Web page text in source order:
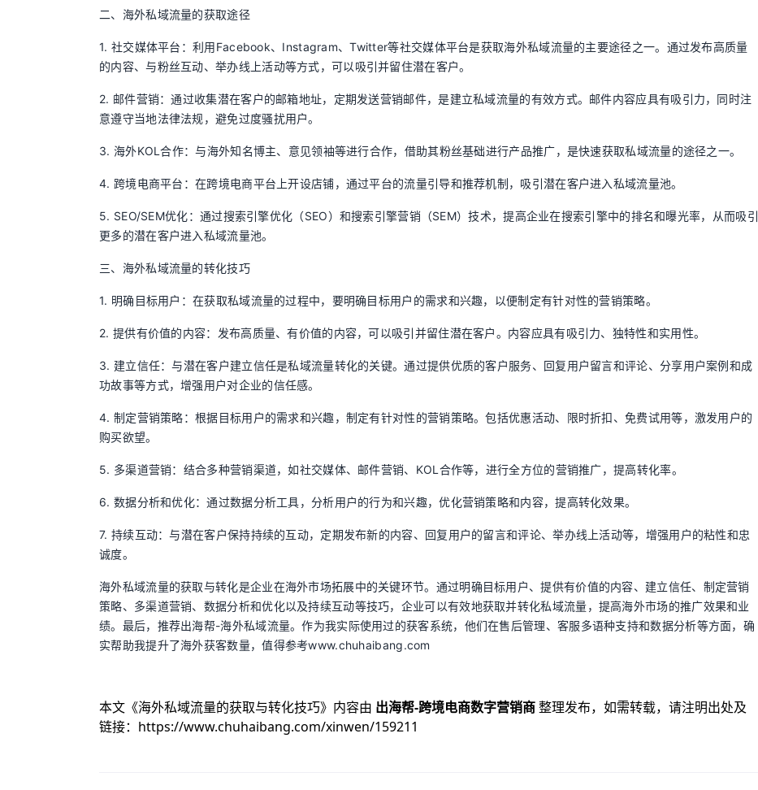
二、海外私域流量的获取途径
1. 社交媒体平台：利用Facebook、Instagram、Twitter等社交媒体平台是获取海外私域流量的主要途径之一。通过发布高质量
的内容、与粉丝互动、举办线上活动等方式，可以吸引并留住潜在客户。
2. 邮件营销：通过收集潜在客户的邮箱地址，定期发送营销邮件，是建立私域流量的有效方式。邮件内容应具有吸引力，同时注
意遵守当地法律法规，避免过度骚扰用户。
3. 海外KOL合作：与海外知名博主、意见领袖等进行合作，借助其粉丝基础进行产品推广，是快速获取私域流量的途径之一。
4. 跨境电商平台：在跨境电商平台上开设店铺，通过平台的流量引导和推荐机制，吸引潜在客户进入私域流量池。
5. SEO/SEM优化：通过搜索引擎优化（SEO）和搜索引擎营销（SEM）技术，提高企业在搜索引擎中的排名和曝光率，从而吸引
更多的潜在客户进入私域流量池。
三、海外私域流量的转化技巧
1. 明确目标用户：在获取私域流量的过程中，要明确目标用户的需求和兴趣，以便制定有针对性的营销策略。
2. 提供有价值的内容：发布高质量、有价值的内容，可以吸引并留住潜在客户。内容应具有吸引力、独特性和实用性。
3. 建立信任：与潜在客户建立信任是私域流量转化的关键。通过提供优质的客户服务、回复用户留言和评论、分享用户案例和成
功故事等方式，增强用户对企业的信任感。
4. 制定营销策略：根据目标用户的需求和兴趣，制定有针对性的营销策略。包括优惠活动、限时折扣、免费试用等，激发用户的
购买欲望。
5. 多渠道营销：结合多种营销渠道，如社交媒体、邮件营销、KOL合作等，进行全方位的营销推广，提高转化率。
6. 数据分析和优化：通过数据分析工具，分析用户的行为和兴趣，优化营销策略和内容，提高转化效果。
7. 持续互动：与潜在客户保持持续的互动，定期发布新的内容、回复用户的留言和评论、举办线上活动等，增强用户的粘性和忠
诚度。
海外私域流量的获取与转化是企业在海外市场拓展中的关键环节。通过明确目标用户、提供有价值的内容、建立信任、制定营销
策略、多渠道营销、数据分析和优化以及持续互动等技巧，企业可以有效地获取并转化私域流量，提高海外市场的推广效果和业
绩。最后，推荐出海帮-海外私域流量。作为我实际使用过的获客系统，他们在售后管理、客服多语种支持和数据分析等方面，确
实帮助我提升了海外获客数量，值得参考www.chuhaibang.com
本文《海外私域流量的获取与转化技巧》内容由 出海帮-跨境电商数字营销商整理发布，如需转载，请注明出处及
链接： https://www.chuhaibang.com/xinwen/159211